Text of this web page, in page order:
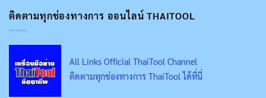
ติดตามทุกช่องทางการ ออนไลน์ THAITOOL
All Links Official ThaiTool Channel
ติดตามทุกช่องทางการ ThaiTool ได้ที่นี่